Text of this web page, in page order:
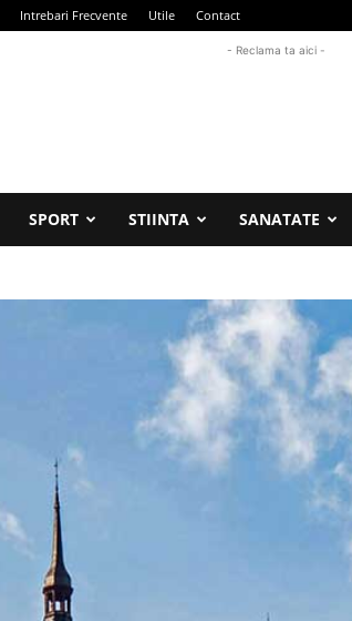
Intrebari Frecvente Utile Contact
- Reclama ta aici -
SPORT STIINTA SANATATE